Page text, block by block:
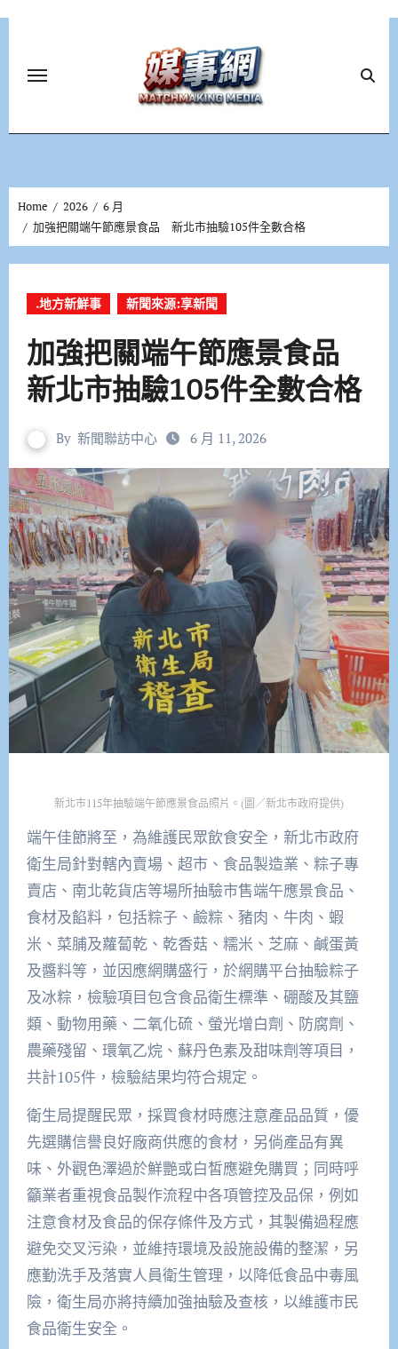
Home 2026
6 月
加強把關端午節應景食品 新北市抽驗105件全數合格
.地方新鮮事 新聞來源:享新聞
加強把關端午節應景食品
新北市抽驗105件全數合格
By 新聞聯訪中心 6 月 11, 2026
新北市115年抽驗端午節應景食品照片。(圖／新北市政府提供)
端午佳節將至，為維護民眾飲食安全，新北市政府
衛生局針對轄內賣場、超市、食品製造業、粽子專
賣店、南北乾貨店等場所抽驗市售端午應景食品、
食材及餡料，包括粽子、鹼粽、豬肉、牛肉、蝦
米、菜脯及蘿蔔乾、乾香菇、糯米、芝麻、鹹蛋黃
及醬料等，並因應網購盛行，於網購平台抽驗粽子
及冰粽，檢驗項目包含食品衛生標準、硼酸及其鹽
類、動物用藥、二氧化硫、螢光增白劑、防腐劑、
農藥殘留、環氧乙烷、蘇丹色素及甜味劑等項目，
共計105件，檢驗結果均符合規定。
衛生局提醒民眾，採買食材時應注意產品品質，優
先選購信譽良好廠商供應的食材，另倘產品有異
味、外觀色澤過於鮮艷或白皙應避免購買；同時呼
籲業者重視食品製作流程中各項管控及品保，例如
注意食材及食品的保存條件及方式，其製備過程應
避免交叉污染，並維持環境及設施設備的整潔，另
應勤洗手及落實人員衛生管理，以降低食品中毒風
險，衛生局亦將持續加強抽驗及查核，以維護市民
食品衛生安全。